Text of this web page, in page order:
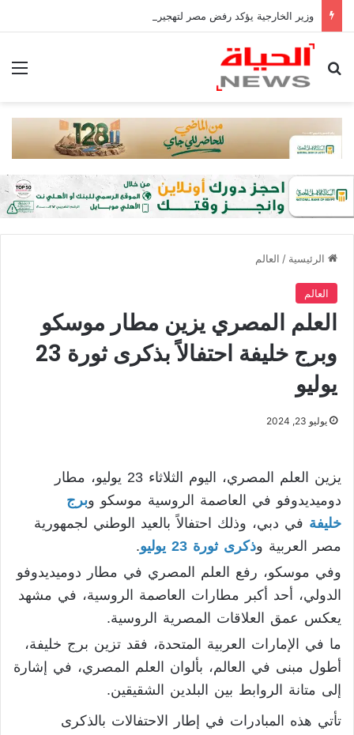
بحث عن
الرئيسية / العالم
العالم
العلم المصري يزين مطار موسكو
وبرج خليفة احتفالاً بذكرى ثورة 23
يوليو
يوليو 23, 2024
يزين العلم المصري، اليوم الثلاثاء 23 يوليو، مطار
دوميديدوفو في العاصمة الروسية موسكو وبرج
خليفة في دبي، وذلك احتفالاً بالعيد الوطني لجمهورية
مصر العربية وذكرى ثورة 23 يوليو
.
وفي موسكو، رفع العلم المصري في مطار دوميديدوفو
الدولي، أحد أكبر مطارات العاصمة الروسية، في مشهد
يعكس عمق العلاقات المصرية الروسية.
ما في الإمارات العربية المتحدة، فقد تزين برج خليفة،
أطول مبنى في العالم، بألوان العلم المصري، في إشارة
إلى متانة الروابط بين البلدين الشقيقين.
تأتي هذه المبادرات في إطار الاحتفالات بالذكرى